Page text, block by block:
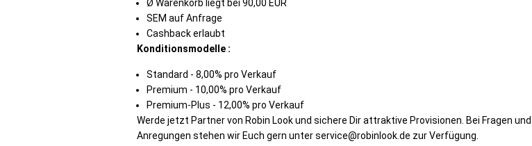
Ø Warenkorb liegt bei 90,00 EUR
SEM auf Anfrage
Cashback erlaubt
Konditionsmodelle :
Standard - 8,00% pro Verkauf
Premium - 10,00% pro Verkauf
Premium-Plus - 12,00% pro Verkauf
Werde jetzt Partner von Robin Look und sichere Dir attraktive Provisionen. Bei Fragen und
Anregungen stehen wir Euch gern unter service@robinlook.de zur Verfügung.